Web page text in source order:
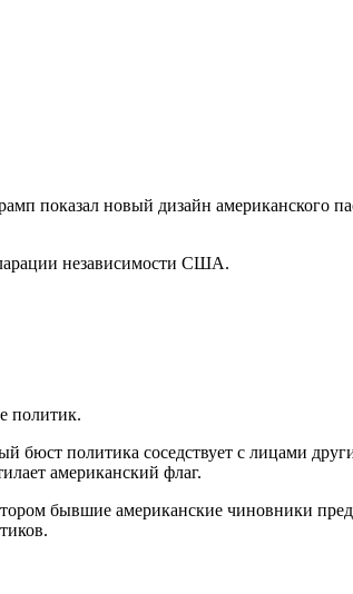
показал новый дизайн американского
независимости США.
политик.
бюст политика соседствует с лицами
американский флаг.
бывшие американские чиновники